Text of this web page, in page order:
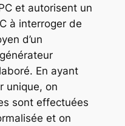
et autorisent un
à interroger de
d’un
En ayant
unique, on
sont effectuées
et on